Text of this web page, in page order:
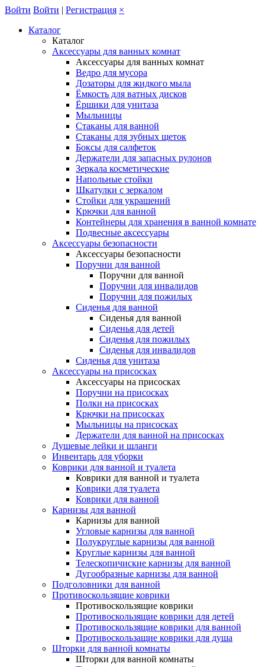
Войти Войти | Регистрация ×
Каталог
Каталог
Аксессуары для ванных комнат
Аксессуары для ванных комнат
Ведро для мусора
Дозаторы для жидкого мыла
Ёмкость для ватных дисков
Ёршики для унитаза
Мыльницы
Стаканы для ванной
Стаканы для зубных щеток
Боксы для салфеток
Держатели для запасных рулонов
Зеркала косметические
Напольные стойки
Шкатулки с зеркалом
Стойки для украшений
Крючки для ванной
Контейнеры для хранения в ванной комнате
Подвесные аксессуары
Аксессуары безопасности
Аксессуары безопасности
Поручни для ванной
Поручни для ванной
Поручни для инвалидов
Поручни для пожилых
Сиденья для ванной
Сиденья для ванной
Сиденья для детей
Сиденья для пожилых
Сиденья для инвалидов
Сиденья для унитаза
Аксессуары на присосках
Аксессуары на присосках
Поручни на присосках
Полки на присосках
Крючки на присосках
Мыльницы на присосках
Держатели для ванной на присосках
Душевые лейки и шланги
Инвентарь для уборки
Коврики для ванной и туалета
Коврики для ванной и туалета
Коврики для туалета
Коврики для ванной
Карнизы для ванной
Карнизы для ванной
Угловые карнизы для ванной
Полукруглые карнизы для ванной
Круглые карнизы для ванной
Телескопичиские карнизы для ванной
Дугообразные карнизы для ванной
Подголовники для ванной
Противоскользящие коврики
Противоскользящие коврики
Противоскользящие коврики для детей
Противоскользящие коврики для ванной
Противоскользащие коврики для душа
Шторки для ванной комнаты
Шторки для ванной комнаты